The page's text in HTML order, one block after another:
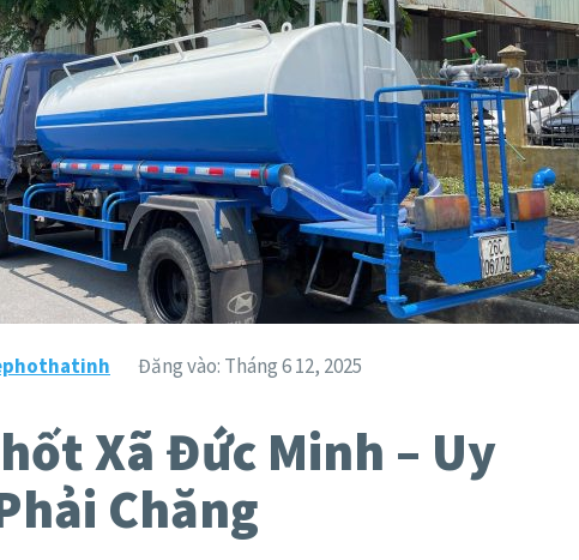
Đăng vào: Tháng 6 12, 2025
Xã Đức Minh – Uy
Chăng